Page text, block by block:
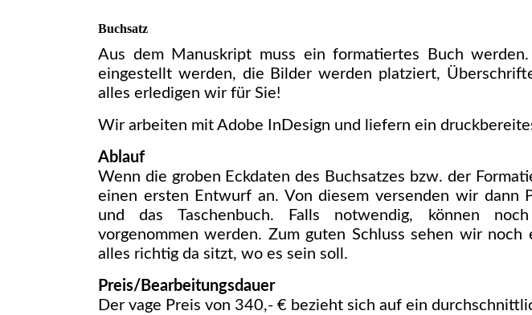
Buchsatz
Aus dem Manuskript muss ein formatiertes Buch
eingestellt werden, die Bilder werden platziert,
alles erledigen wir für Sie!
Wir arbeiten mit Adobe InDesign und liefern ein
Ablauf
Wenn die groben Eckdaten des Buchsatzes bzw. der
einen ersten Entwurf an. Von diesem versenden wir dann
und das Taschenbuch. Falls notwendig, können
vorgenommen werden. Zum guten Schluss sehen wir
alles richtig da sitzt, wo es sein soll.
Preis/Bearbeitungsdauer
Der vage Preis von 340,- € bezieht sich auf ein